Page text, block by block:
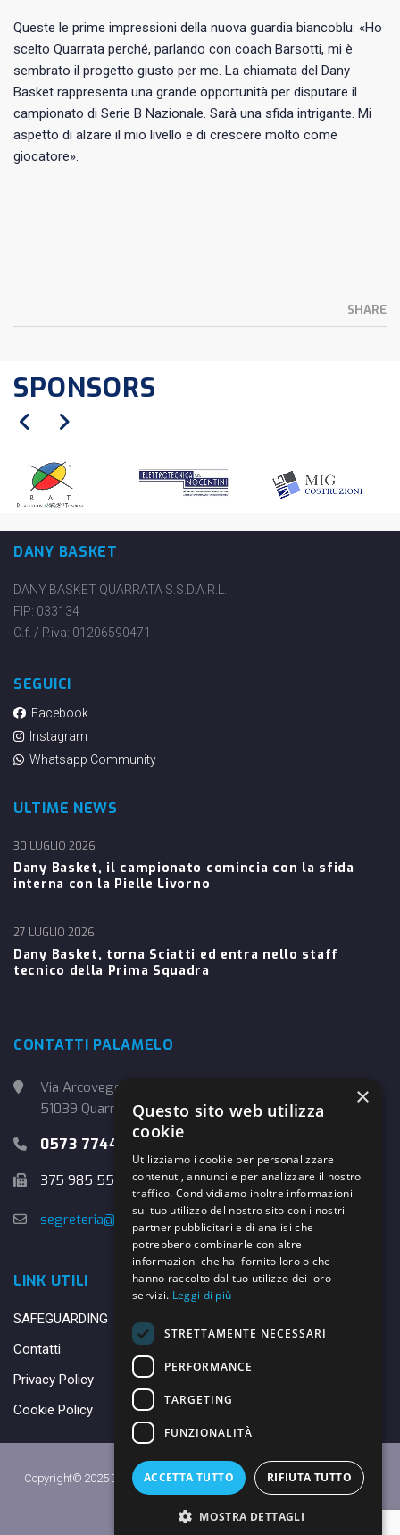
Queste le prime impressioni della nuova guardia biancoblu: «Ho
scelto Quarrata perché, parlando con coach Barsotti, mi è
sembrato il progetto giusto per me. La chiamata del Dany
Basket rappresenta una grande opportunità per disputare il
campionato di Serie B Nazionale. Sarà una sfida intrigante. Mi
aspetto di alzare il mio livello e di crescere molto come
giocatore».
SHARE
SPONSORS
DANY BASKET
DANY BASKET QUARRATA S.S.D.A.R.L.
FIP: 033134
C.f. / P.iva: 01206590471
SEGUICI
Facebook
Instagram
Whatsapp Community
ULTIME NEWS
Dany Basket, il campionato comincia con la sfida
interna con la Pielle Livorno
30 LUGLIO 2026
Dany Basket, torna Sciatti ed entra nello staff
tecnico della Prima Squadra
27 LUGLIO 2026
CONTATTI PALAMELO
Via Arcoveggio, 4
51039 Quarrata (PT)
0573 774457
375 985 5526
segreteria@danybasket.it
LINK UTILI
SAFEGUARDING
Contatti
Privacy Policy
Cookie Policy
Copyright© 2025 DANY BASKET QUARRATA S.S.D.A.R.L. -Privacy Policy
Made with ♥ by
×
Questo sito web utilizza
cookie
Utilizziamo i cookie per personalizzare
contenuti, annunci e per analizzare il nostro
traffico. Condividiamo inoltre informazioni
sul tuo utilizzo del nostro sito con i nostri
partner pubblicitari e di analisi che
potrebbero combinarle con altre
informazioni che hai fornito loro o che
hanno raccolto dal tuo utilizzo dei loro
servizi. Leggi di più
STRETTAMENTE NECESSARI
PERFORMANCE
TARGETING
FUNZIONALITÀ
ACCETTA TUTTO RIFIUTA TUTTO
MOSTRA DETTAGLI